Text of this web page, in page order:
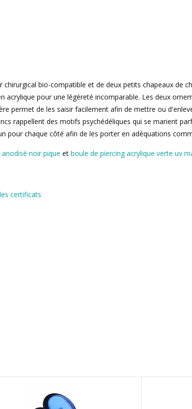
bio-compatible et de deux petits chapeaux de
pour une légèreté incomparable. Les deux
permet de les saisir facilement afin de mettre ou
rappellent des motifs psychédéliques qui se marient
pour chaque côté afin de les porter en adéquations
noir pique et boule de piercing acrylique verte uv
certificats